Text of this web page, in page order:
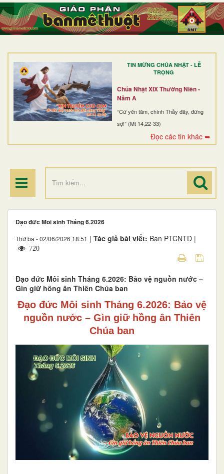
TIN MỪNG CHÚA NHẬT - LỄ
TRỌNG
Chúa Nhật XIX Thường Niên -
Năm A
“Cứ yên tâm, chính Thầy đây, đừng
sợ!” (Mt 14,22-33)
Đọc các tin khác ➥
TRANG NHẤT
GIỚI THIỆU
DÒNG TU
BAN MỤC VỤ
ĐOÀN THỂ CG
ĐIỂM HÀNH HƯƠNG
Đạo đức Môi sinh Tháng 6.2026
Thứ ba - 02/06/2026 18:51 | Tác giả bài viết: Ban PTCNTD |
720
Đạo đức Môi sinh Tháng 6.2026: Bảo vệ nguồn nước –
Gìn giữ hồng ân Thiên Chúa ban
Đạo đức Môi sinh Tháng 6.2026: Bảo vệ
nguồn nước – Gìn giữ hồng ân Thiên
Chúa ban